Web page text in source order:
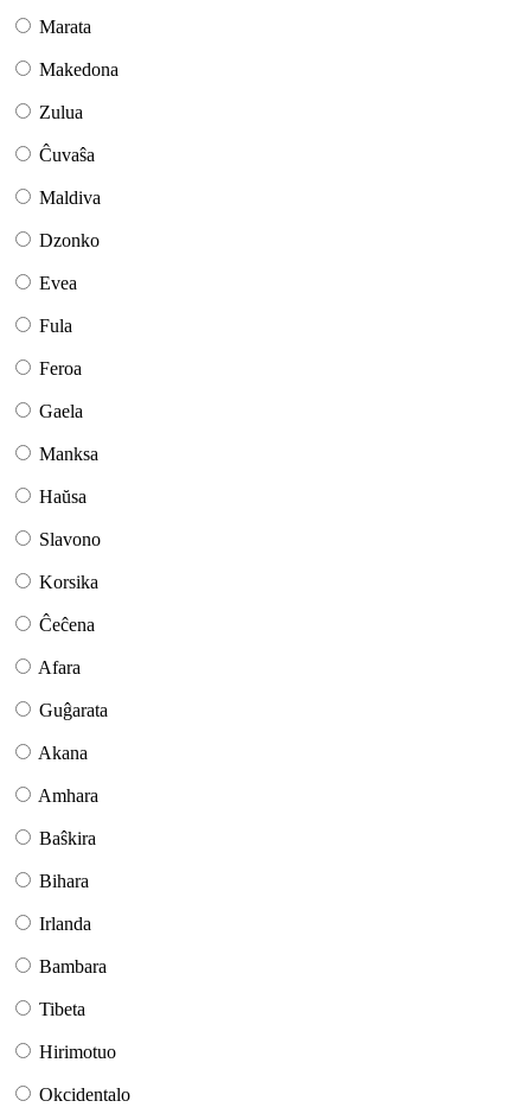
Marata
Makedona
Zulua
Ĉuvaŝa
Maldiva
Dzonko
Evea
Fula
Feroa
Gaela
Manksa
Haŭsa
Slavono
Korsika
Ĉeĉena
Afara
Guĝarata
Akana
Amhara
Baŝkira
Bihara
Irlanda
Bambara
Tibeta
Hirimotuo
Okcidentalo